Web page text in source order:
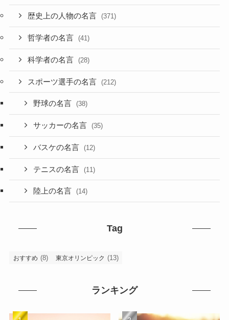
歴史上の人物の名言 (371)
哲学者の名言 (41)
科学者の名言 (28)
スポーツ選手の名言 (212)
野球の名言 (38)
サッカーの名言 (35)
バスケの名言 (12)
テニスの名言 (11)
陸上の名言 (14)
Tag
おすすめ (8) 東京オリンピック (13)
ランキング